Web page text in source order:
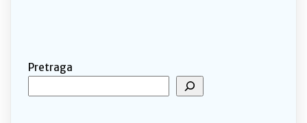
Pretraga